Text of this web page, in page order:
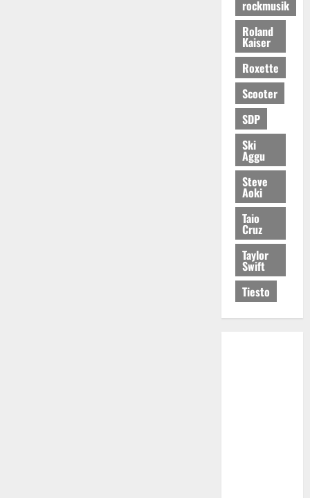
rockmusik
Roland
Kaiser
Roxette
Scooter
SDP
Ski
Aggu
Steve
Aoki
Taio
Cruz
Taylor
Swift
Tiesto